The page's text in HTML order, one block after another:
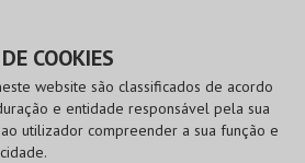
COOKIES
website são classificados de acordo
e entidade responsável pela sua
utilizador compreender a sua função e